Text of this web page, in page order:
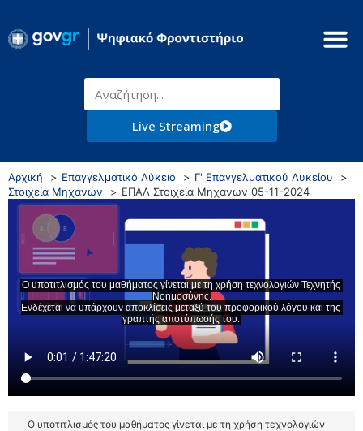
Live Streaming
Αρχική Επαγγελματικό Λύκειο
Γ' Επαγγελματικού Λυκείου
Στοιχεία Μηχανών
ΕΠΑΛ Στοιχεία Μηχανών 05-11-2024
Ο υποτιτλισμός του μαθήματος γίνεται με τη χρήση τεχνολογιών